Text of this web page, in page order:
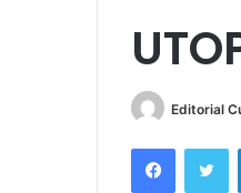
Editorial
Facebook